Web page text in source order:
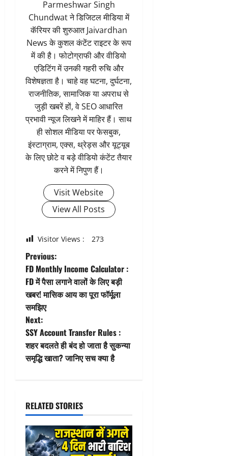
Parmeshwar Singh
Chundwat ने डिजिटल मीडिया में
कॅरियर की शुरुआत Jaivardhan
News के कुशल कंटेंट राइटर के रूप
में की है। फोटोग्राफी और वीडियो
एडिटिंग में उनकी गहरी रुचि और
विशेषज्ञता है। चाहे वह घटना, दुर्घटना,
राजनीतिक, सामाजिक या अपराध से
जुड़ी खबरें हों, वे SEO आधारित
प्रभावी न्यूज लिखने में माहिर हैं। साथ
ही सोशल मीडिया पर फेसबुक,
इंस्टाग्राम, एक्स, थ्रेड्स और यूट्यूब
के लिए छोटे व बड़े वीडियो कंटेंट तैयार
करने में निपुण हैं।
Visit Website
View All Posts
Visitor Views : 273
P
o
s
t
n
a
i
g
Previous:
FD Monthly Income Calculator :
FD में पैसा लगाने वालों के लिए बड़ी
खबर! मासिक आय का पूरा फॉर्मूला
समझिए
Next:
SSY Account Transfer Rules :
शहर बदलते ही बंद हो जाता है सुकन्या
समृद्धि खाता? जानिए सच क्या है
RELATED STORIES